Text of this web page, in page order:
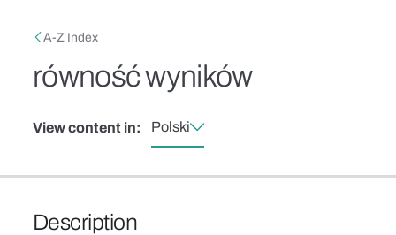
Breadcrumb
A-Z Index
równość wyników
View content in: Polski
Description